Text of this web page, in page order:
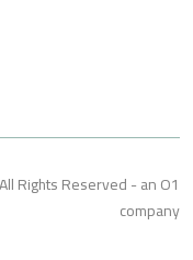
All Rights Reserved